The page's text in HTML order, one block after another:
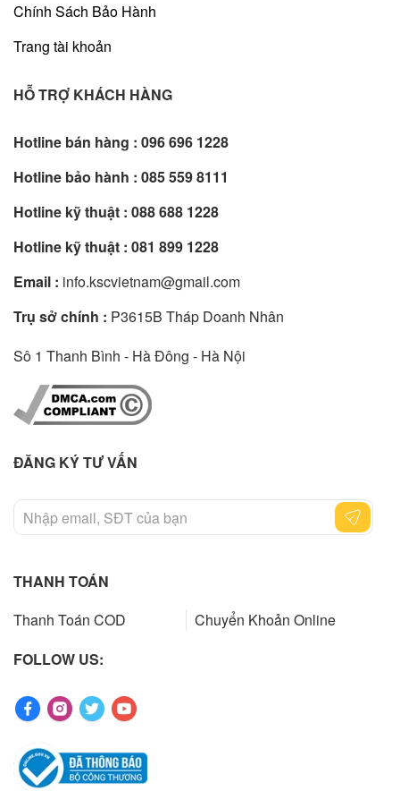
Chính Sách Bảo Hành
Trang tài khoản
HỖ TRỢ KHÁCH HÀNG
Hotline bán hàng : 096 696 1228
Hotline bảo hành : 085 559 8111
Hotline kỹ thuật : 088 688 1228
Hotline kỹ thuật : 081 899 1228
Email : info.kscvietnam@gmail.com
Trụ sở chính : P3615B Tháp Doanh Nhân
Sô 1 Thanh Bình - Hà Đông - Hà Nội
ĐĂNG KÝ TƯ VẤN
THANH TOÁN
Thanh Toán COD
Chuyển Khoản Online
FOLLOW US: